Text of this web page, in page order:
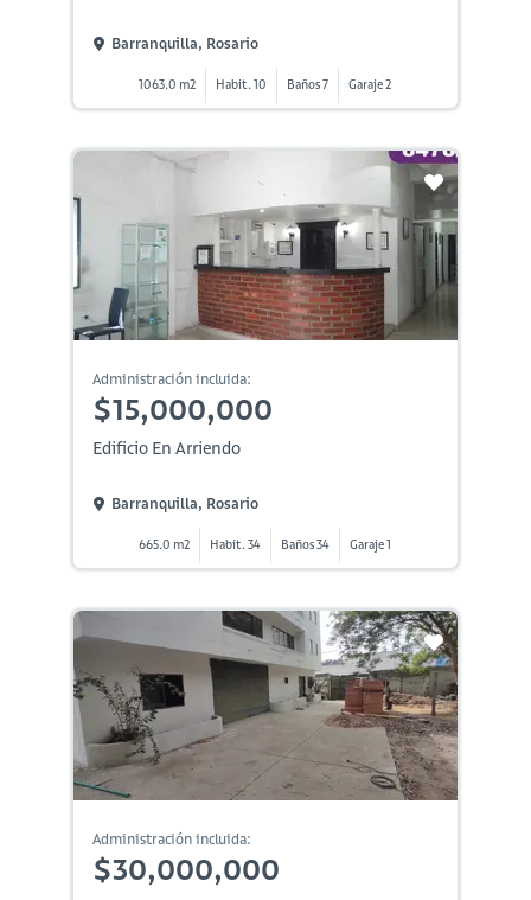
Barranquilla, Rosario
1063.0 m2 Habit. 10 Baños 7 Garaje 2
Administración incluida:
$15,000,000
Edificio En Arriendo
Barranquilla, Rosario
665.0 m2 Habit. 34 Baños 34 Garaje 1
Administración incluida:
$30,000,000